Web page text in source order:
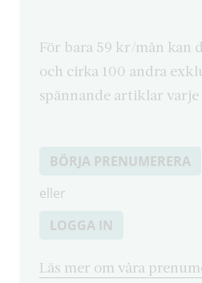
För bara 59 kr/mån kan
och cirka 100 andra
spännande artiklar varje
BÖRJA PRENUMERERA
eller
LOGGA IN
Läs mer om våra